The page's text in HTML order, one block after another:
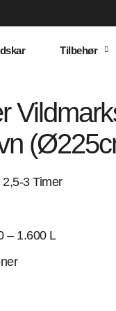
Tilbehør
2,5-3 Timer
– 1.600 L